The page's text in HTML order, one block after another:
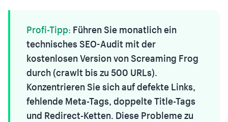
Profi-Tipp: Führen Sie monatlich ein
technisches SEO-Audit mit der
kostenlosen Version von Screaming Frog
durch (crawlt bis zu 500 URLs).
Konzentrieren Sie sich auf defekte Links,
fehlende Meta-Tags, doppelte Title-Tags
und Redirect-Ketten. Diese Probleme zu